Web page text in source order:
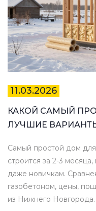
11.03.2026
КАКОЙ САМЫЙ
ЛУЧШИЕ
Самый простой дом
строится за 2-3
даже новичкам.
газобетоном, цены,
из Нижнего Новгорода.